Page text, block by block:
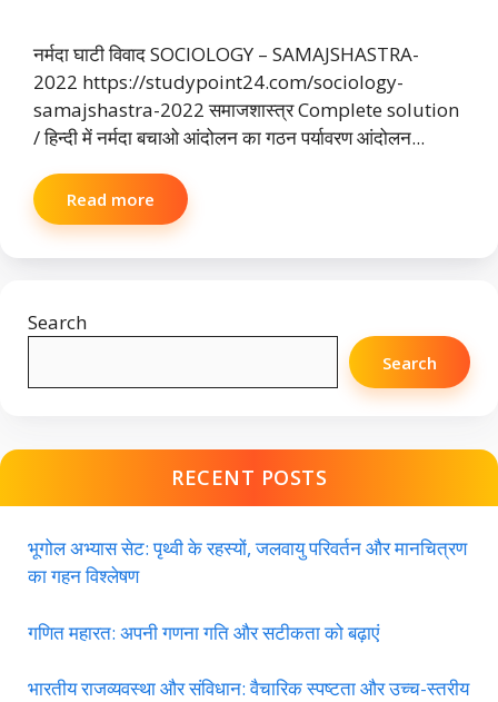
नर्मदा घाटी विवाद SOCIOLOGY – SAMAJSHASTRA-
2022 https://studypoint24.com/sociology-
samajshastra-2022 समाजशास्त्र Complete solution
/ हिन्दी में नर्मदा बचाओ आंदोलन का गठन पर्यावरण आंदोलन...
Read more
Search
Search
RECENT POSTS
भूगोल अभ्यास सेट: पृथ्वी के रहस्यों, जलवायु परिवर्तन और मानचित्रण
का गहन विश्लेषण
गणित महारत: अपनी गणना गति और सटीकता को बढ़ाएं
भारतीय राजव्यवस्था और संविधान: वैचारिक स्पष्टता और उच्च-स्तरीय